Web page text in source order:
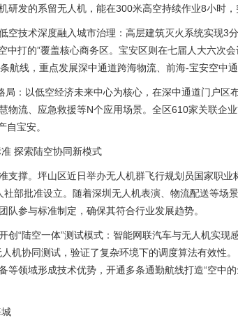
研发的系留无人机，能在300米高空持续作业8小时，
空技术深度融入城市治理：高层建筑灭火系统实现3
中打的”覆盖核心商务区。宝安区则在七届人大六次
航线，重点发展深中通道跨海物流、前海-宝安空中通
局：以低空经济未来中心为核心，在深中通道门户区
物流、应急救援等N个应用场景。全区610家关联企
自宝安。
探索陆空协同新模式
支撑。坪山区近日举办无人机群飞行规划员国家职业
部批准设立。随着深圳无人机表演、物流配送等场
队参与标准制定，确保其符合行业发展趋势。
创“陆空一体”测试模式：智能网联汽车与无人机实现
机协同测试，验证了复杂环境下的调度算法有效性
等领域形成技术优势，开通多条通勤航线打造“空中